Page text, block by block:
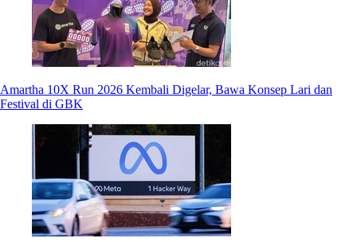
Amartha 10X Run 2026 Kembali Digelar, Bawa Konsep Lari dan
Festival di GBK